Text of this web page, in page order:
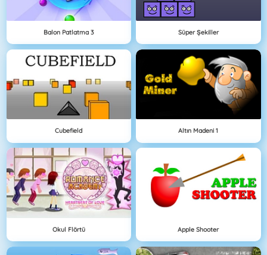
Balon Patlatma 3 Süper Şekiller
Cubefield Altın Madeni 1
Okul Flörtü Apple Shooter